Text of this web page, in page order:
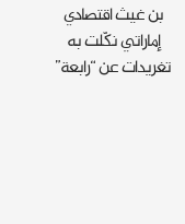
بن غيث اقتصادي
إماراتي نكّلت به
تغريدات عن “رابعة”